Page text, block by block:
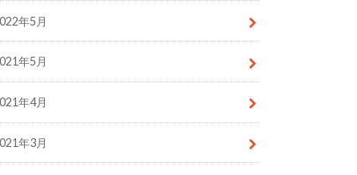
年5月
年5月
年4月
年3月